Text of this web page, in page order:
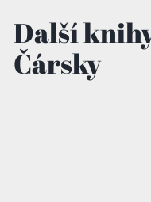
Další
Čársky